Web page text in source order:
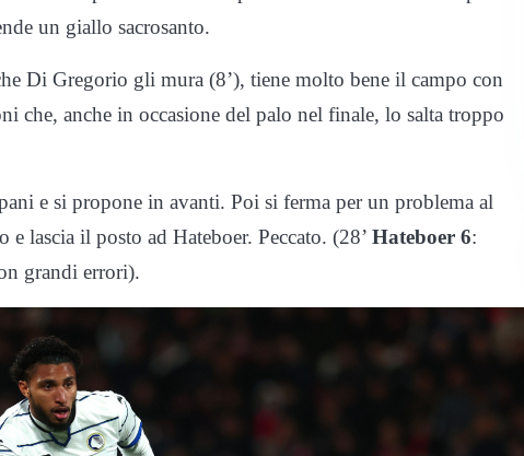
un giallo sacrosanto.
Di Gregorio gli mura (8’), tiene molto bene il campo con
che, anche in occasione del palo nel finale, lo salta troppo
e si propone in avanti. Poi si ferma per un problema al
lascia il posto ad Hateboer. Peccato. (28’ Hateboer 6:
grandi errori).